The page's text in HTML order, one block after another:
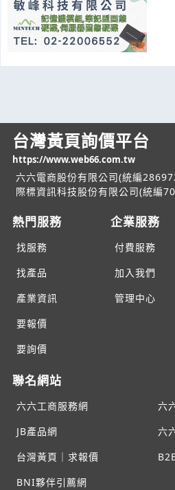
台灣黃頁詢價平台
https://www.web66.com.tw
六六電商股份有限公司(統編
際標資訊科技股份有限公司(統編
熱門服務
找服務
找產品
產業資訊
要報價
要詢價
企業服務
付費服務
加入我們
管理中心
聯名網站
六六工商服務網
六
JB產品網
六
台灣黃頁｜求報價
BNI夥伴引薦網